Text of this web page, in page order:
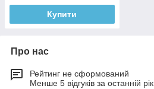
Купити
Про нас
Рейтинг не сформований
Менше 5 відгуків за останній рік